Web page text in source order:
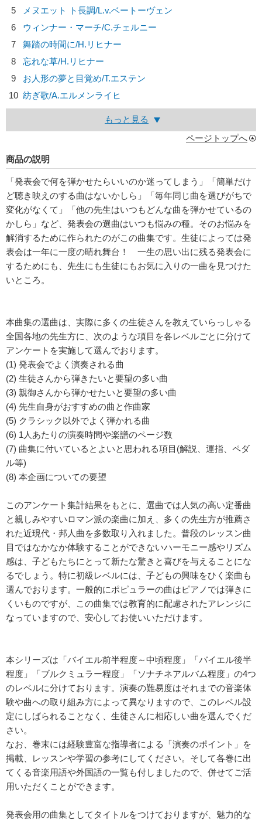
5 メヌエット ト長調/L.v.ベートーヴェン
6
ウィンナー・マーチ/C.チェルニー
7
舞踏の時間に/H.リヒナー
8
忘れな草/H.リヒナー
9
お人形の夢と目覚め/T.エステン
10 紡ぎ歌/A.エルメンライヒ
もっと見る
ページトップへ
商品の説明
「発表会で何を弾かせたらいいのか迷ってしまう」「簡単だけ
ど聴き映えのする曲はないかしら」「毎年同じ曲を選びがちで
変化がなくて」「他の先生はいつもどんな曲を弾かせているの
かしら」など、発表会の選曲はいつも悩みの種。そのお悩みを
解消するために作られたのがこの曲集です。生徒によっては発
表会は一年に一度の晴れ舞台！ 一生の思い出に残る発表会に
するためにも、先生にも生徒にもお気に入りの一曲を見つけた
いところ。
本曲集の選曲は、実際に多くの生徒さんを教えていらっしゃる
全国各地の先生方に、次のような項目を各レベルごとに分けて
アンケートを実施して選んでおります。
(1) 発表会でよく演奏される曲
(2) 生徒さんから弾きたいと要望の多い曲
(3) 親御さんから弾かせたいと要望の多い曲
(4) 先生自身がおすすめの曲と作曲家
(5) クラシック以外でよく弾かれる曲
(6) 1人あたりの演奏時間や楽譜のページ数
(7) 曲集に付いているとよいと思われる項目(解説、運指、ペダ
ル等)
(8) 本企画についての要望
このアンケート集計結果をもとに、選曲では人気の高い定番曲
と親しみやすいロマン派の楽曲に加え、多くの先生方が推薦さ
れた近現代・邦人曲を多数取り入れました。普段のレッスン曲
目ではなかなか体験することができないハーモニー感やリズム
感は、子どもたちにとって新たな驚きと喜びを与えることにな
るでしょう。特に初級レベルには、子どもの興味をひく楽曲も
選んでおります。一般的にポピュラーの曲はピアノでは弾きに
くいものですが、この曲集では教育的に配慮されたアレンジに
なっていますので、安心してお使いいただけます。
本シリーズは「バイエル前半程度～中頃程度」「バイエル後半
程度」「ブルクミュラー程度」「ソナチネアルバム程度」の4つ
のレベルに分けております。演奏の難易度はそれまでの音楽体
験や曲への取り組み方によって異なりますので、このレベル設
定にしばられることなく、生徒さんに相応しい曲を選んでくだ
さい。
なお、巻末には経験豊富な指導者による「演奏のポイント」を
掲載、レッスンや学習の参考にしてください。そして各巻に出
てくる音楽用語や外国語の一覧も付しましたので、併せてご活
用いただくことができます。
発表会用の曲集としてタイトルをつけておりますが、魅力的な